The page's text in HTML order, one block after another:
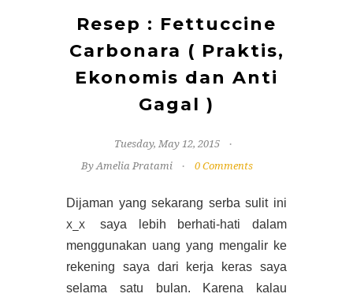
Resep : Fettuccine
Carbonara ( Praktis,
Ekonomis dan Anti
Gagal )
Tuesday, May 12, 2015
By Amelia Pratami
0 Comments
Dijaman yang sekarang serba sulit ini
X_X saya lebih berhati-hati dalam
menggunakan uang yang mengalir ke
rekening saya dari kerja keras saya
selama satu bulan. Karena kalau